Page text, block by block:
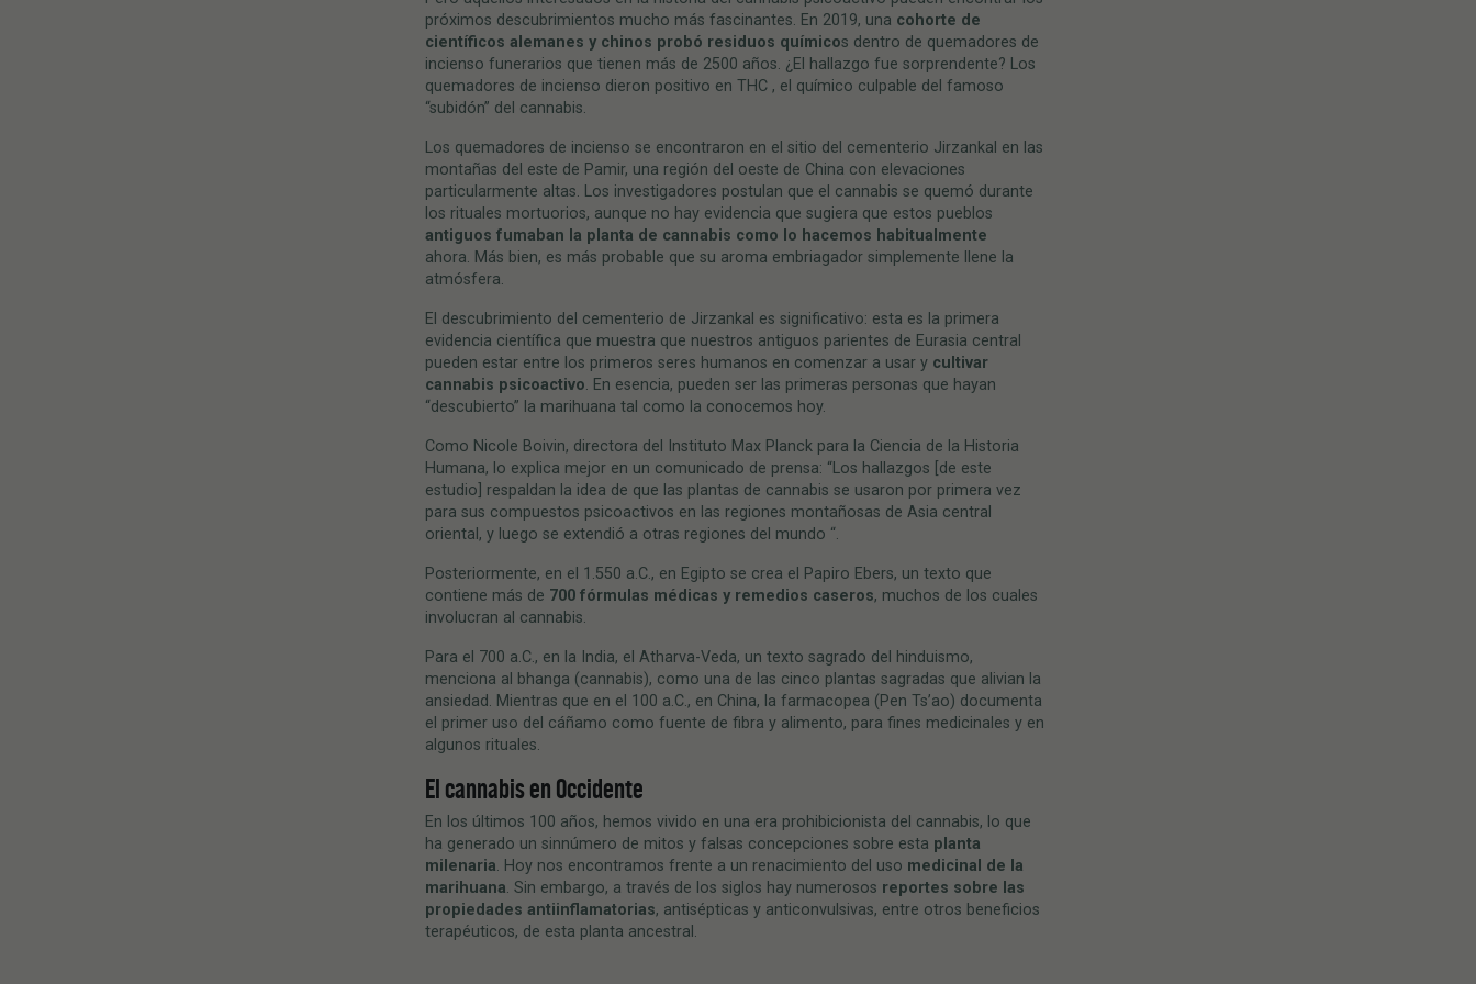
próximos descubrimientos mucho más fascinantes. En 2019, una cohorte de
científicos alemanes y chinos probó residuos químicos dentro de quemadores de
incienso funerarios que tienen más de 2500 años. ¿El hallazgo fue sorprendente? Los
quemadores de incienso dieron positivo en THC , el químico culpable del famoso
“subidón” del cannabis.
Los quemadores de incienso se encontraron en el sitio del cementerio Jirzankal en las
montañas del este de Pamir, una región del oeste de China con elevaciones
particularmente altas. Los investigadores postulan que el cannabis se quemó durante
los rituales mortuorios, aunque no hay evidencia que sugiera que estos pueblos
antiguos fumaban la planta de cannabis como lo hacemos habitualmente
ahora. Más bien, es más probable que su aroma embriagador simplemente llene la
atmósfera.
El descubrimiento del cementerio de Jirzankal es significativo: esta es la primera
evidencia científica que muestra que nuestros antiguos parientes de Eurasia central
pueden estar entre los primeros seres humanos en comenzar a usar y cultivar
cannabis psicoactivo. En esencia, pueden ser las primeras personas que hayan
“descubierto” la marihuana tal como la conocemos hoy.
Como Nicole Boivin, directora del Instituto Max Planck para la Ciencia de la Historia
Humana, lo explica mejor en un comunicado de prensa: “Los hallazgos [de este
estudio] respaldan la idea de que las plantas de cannabis se usaron por primera vez
para sus compuestos psicoactivos en las regiones montañosas de Asia central
oriental, y luego se extendió a otras regiones del mundo “.
Posteriormente, en el 1.550 a.C., en Egipto se crea el Papiro Ebers, un texto que
contiene más de 700 fórmulas médicas y remedios caseros, muchos de los cuales
involucran al cannabis.
Para el 700 a.C., en la India, el Atharva-Veda, un texto sagrado del hinduismo,
menciona al bhanga (cannabis), como una de las cinco plantas sagradas que alivian la
ansiedad. Mientras que en el 100 a.C., en China, la farmacopea (Pen Ts’ao) documenta
el primer uso del cáñamo como fuente de fibra y alimento, para fines medicinales y en
algunos rituales.
El cannabis en Occidente
En los últimos 100 años, hemos vivido en una era prohibicionista del cannabis, lo que
ha generado un sinnúmero de mitos y falsas concepciones sobre esta planta
milenaria. Hoy nos encontramos frente a un renacimiento del uso medicinal de la
marihuana. Sin embargo, a través de los siglos hay numerosos reportes sobre las
propiedades antiinflamatorias, antisépticas y anticonvulsivas, entre otros beneficios
terapéuticos, de esta planta ancestral.